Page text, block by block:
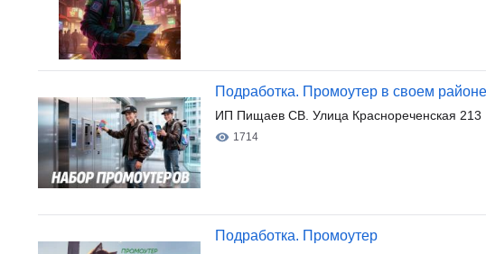
Подработка. Промоутер в своем районе
ИП Пищаев СВ. Улица Краснореченская 213
1714
Подработка. Промоутер